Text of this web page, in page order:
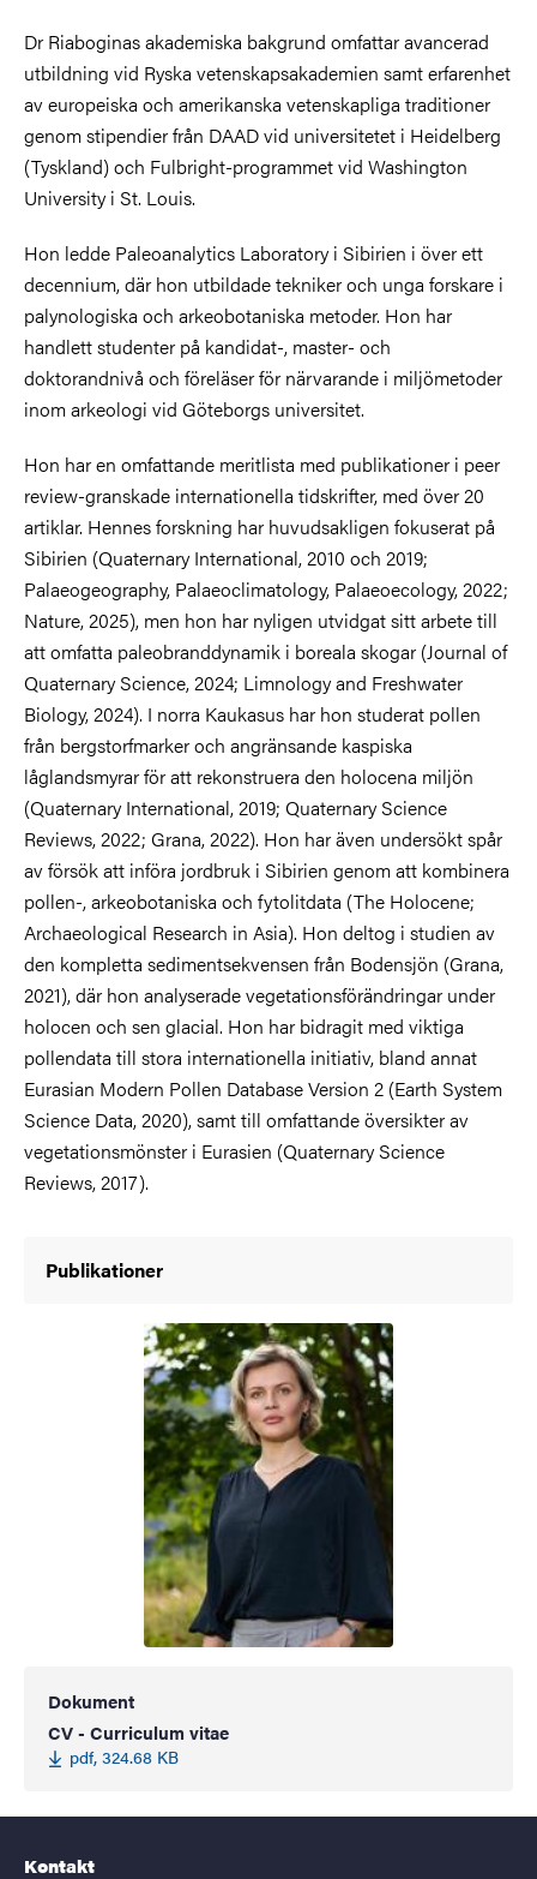
Dr Riaboginas akademiska bakgrund omfattar avancerad
utbildning vid Ryska vetenskapsakademien samt erfarenhet
av europeiska och amerikanska vetenskapliga traditioner
genom stipendier från DAAD vid universitetet i Heidelberg
(Tyskland) och Fulbright-programmet vid Washington
University i St. Louis.
Hon ledde Paleoanalytics Laboratory i Sibirien i över ett
decennium, där hon utbildade tekniker och unga forskare i
palynologiska och arkeobotaniska metoder. Hon har
handlett studenter på kandidat-, master- och
doktorandnivå och föreläser för närvarande i miljömetoder
inom arkeologi vid Göteborgs universitet.
Hon har en omfattande meritlista med publikationer i peer
review-granskade internationella tidskrifter, med över 20
artiklar. Hennes forskning har huvudsakligen fokuserat på
Sibirien (Quaternary International, 2010 och 2019;
Palaeogeography, Palaeoclimatology, Palaeoecology, 2022;
Nature, 2025), men hon har nyligen utvidgat sitt arbete till
att omfatta paleobranddynamik i boreala skogar (Journal of
Quaternary Science, 2024; Limnology and Freshwater
Biology, 2024). I norra Kaukasus har hon studerat pollen
från bergstorfmarker och angränsande kaspiska
låglandsmyrar för att rekonstruera den holocena miljön
(Quaternary International, 2019; Quaternary Science
Reviews, 2022; Grana, 2022). Hon har även undersökt spår
av försök att införa jordbruk i Sibirien genom att kombinera
pollen-, arkeobotaniska och fytolitdata (The Holocene;
Archaeological Research in Asia). Hon deltog i studien av
den kompletta sedimentsekvensen från Bodensjön (Grana,
2021), där hon analyserade vegetationsförändringar under
holocen och sen glacial. Hon har bidragit med viktiga
pollendata till stora internationella initiativ, bland annat
Eurasian Modern Pollen Database Version 2 (Earth System
Science Data, 2020), samt till omfattande översikter av
vegetationsmönster i Eurasien (Quaternary Science
Reviews, 2017).
Publikationer
Dokument
CV - Curriculum vitae
pdf, 324.68 KB
Kontakt